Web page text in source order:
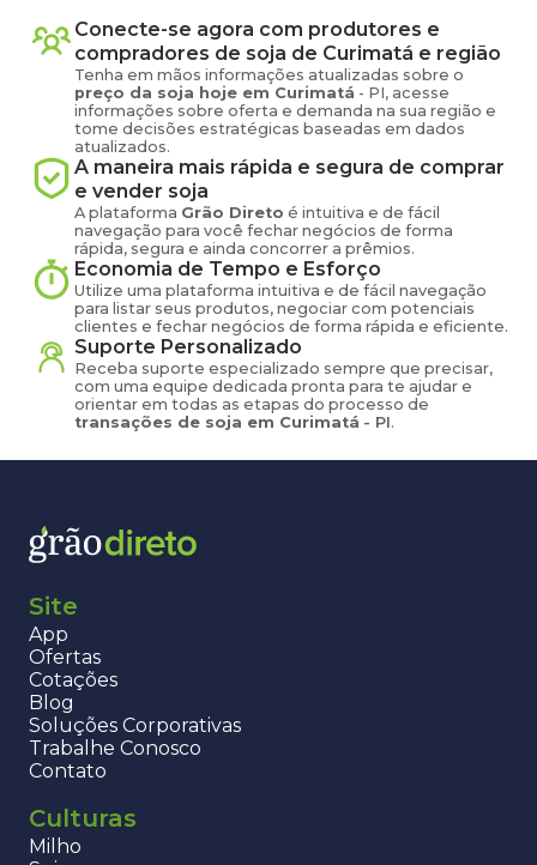
Conecte-se agora com produtores e
compradores de soja de Curimatá e região
Tenha em mãos informações atualizadas sobre o
preço da soja hoje em Curimatá - PI, acesse
informações sobre oferta e demanda na sua região e
tome decisões estratégicas baseadas em dados
atualizados.
A maneira mais rápida e segura de comprar
e vender soja
A plataforma Grão Direto é intuitiva e de fácil
navegação para você fechar negócios de forma
rápida, segura e ainda concorrer a prêmios.
Economia de Tempo e Esforço
Utilize uma plataforma intuitiva e de fácil navegação
para listar seus produtos, negociar com potenciais
clientes e fechar negócios de forma rápida e eficiente.
Suporte Personalizado
Receba suporte especializado sempre que precisar,
com uma equipe dedicada pronta para te ajudar e
orientar em todas as etapas do processo de
transações de soja em Curimatá - PI.
Site
App
Ofertas
Cotações
Blog
Soluções Corporativas
Trabalhe Conosco
Contato
Culturas
Milho